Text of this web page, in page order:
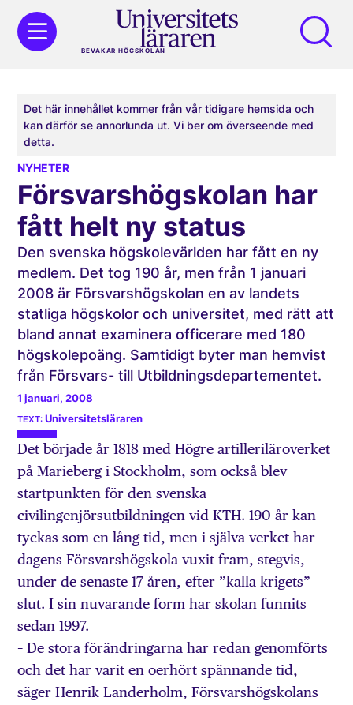
BEVAKAR HÖGSKOLAN
Det här innehållet kommer från vår tidigare hemsida och
kan därför se annorlunda ut. Vi ber om överseende med
detta.
NYHETER
Försvarshögskolan har
fått helt ny status
Den svenska högskolevärlden har fått en ny
medlem. Det tog 190 år, men från 1 januari
2008 är Försvarshögskolan en av landets
statliga högskolor och universitet, med rätt att
bland annat examinera officerare med 180
högskolepoäng. Samtidigt byter man hemvist
från Försvars- till Utbildningsdepartementet.
1 januari, 2008
Universitetsläraren
Det började år 1818 med Högre artilleriläroverket
på Marieberg i Stockholm, som också blev
startpunkten för den svenska
civilingenjörsutbildningen vid KTH. 190 år kan
tyckas som en lång tid, men i själva verket har
dagens Försvarshögskola vuxit fram, stegvis,
under de senaste 17 åren, efter ”kalla krigets”
slut. I sin nuvarande form har skolan funnits
sedan 1997.
– De stora förändringarna har redan genomförts
och det har varit en oerhört spännande tid,
säger Henrik Landerholm, Försvarshögskolans